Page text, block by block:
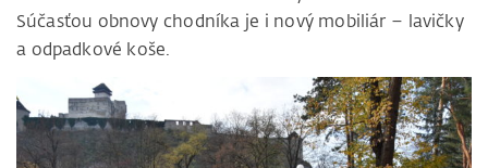
Súčasťou obnovy chodníka je i nový mobiliár – lavičky
a odpadkové koše.